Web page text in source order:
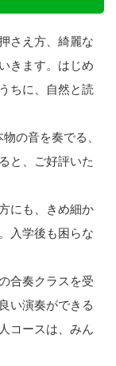
さえ方、綺麗な
きます。はじめ
ちに、自然と読
の音を奏でる、
と、ご好評いた
にも、きめ細か
入学後も困らな
合奏クラスを受
い演奏ができる
コースは、みん